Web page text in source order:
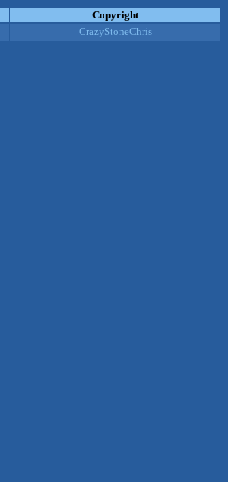
Copyright
CrazyStoneChris